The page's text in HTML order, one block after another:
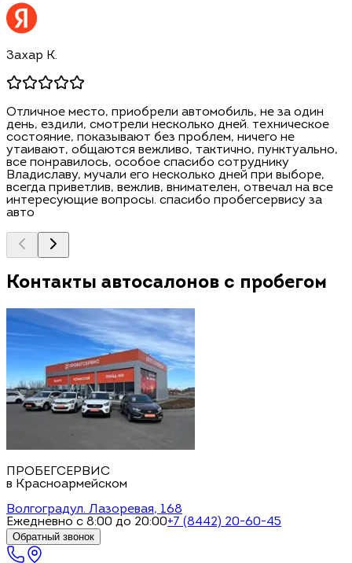
Захар К.
Отличное место, приобрели автомобиль, не за один
день, ездили, смотрели несколько дней. техническое
состояние, показывают без проблем, ничего не
утаивают, общаются вежливо, тактично, пунктуально,
все понравилось, особое спасибо сотруднику
Владиславу, мучали его несколько дней при выборе,
всегда приветлив, вежлив, внимателен, отвечал на все
интересующие вопросы. спасибо пробегсервису за
авто
Контакты автосалонов с пробегом
ПРОБЕГСЕРВИС
в Красноармейском
Волгоградул. Лазоревая, 168
Ежедневно с 8:00 до 20:00+7 (8442) 20-60-45
Обратный звонок